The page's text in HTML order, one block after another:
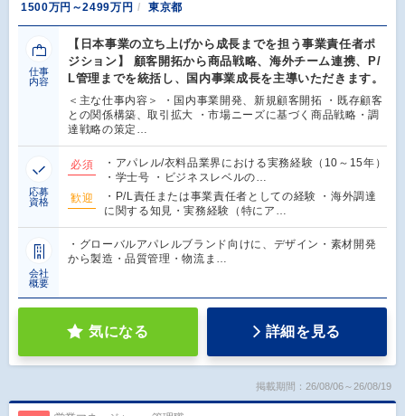
1500万円～2499万円
東京都
仕事
内容
【日本事業の立ち上げから成長までを担う事業責任者ポ
ジション】 顧客開拓から商品戦略、海外チーム連携、P/
L管理までを統括し、国内事業成長を主導いただきます。
＜主な仕事内容＞ ・国内事業開発、新規顧客開拓 ・既存顧客
との関係構築、取引拡大 ・市場ニーズに基づく商品戦略・調
達戦略の策定…
応募
資格
必須
・アパレル/衣料品業界における実務経験（10～15年）
・学士号 ・ビジネスレベルの…
歓迎
・P/L責任または事業責任者としての経験 ・海外調達
に関する知見・実務経験（特にア…
会社
概要
・グローバルアパレルブランド向けに、デザイン・素材開発
から製造・品質管理・物流ま…
気になる 詳細を見る
掲載期間：26/08/06～26/08/19